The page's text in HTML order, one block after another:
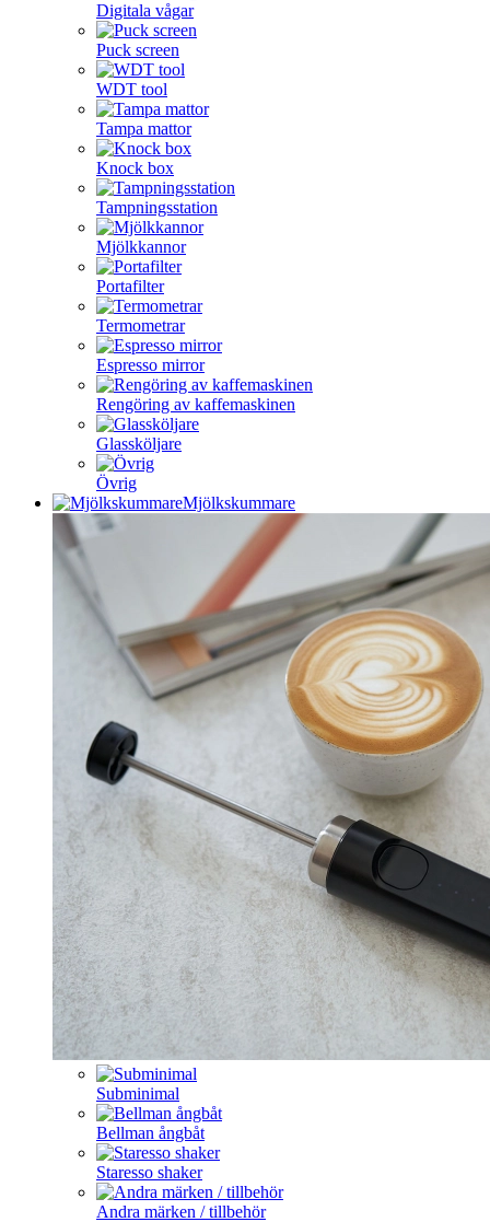
Digitala vågar
Puck screen
WDT tool
Tampa mattor
Knock box
Tampningsstation
Mjölkkannor
Portafilter
Termometrar
Espresso mirror
Rengöring av kaffemaskinen
Glassköljare
Övrig
Mjölkskummare
Subminimal
Bellman ångbåt
Staresso shaker
Andra märken / tillbehör